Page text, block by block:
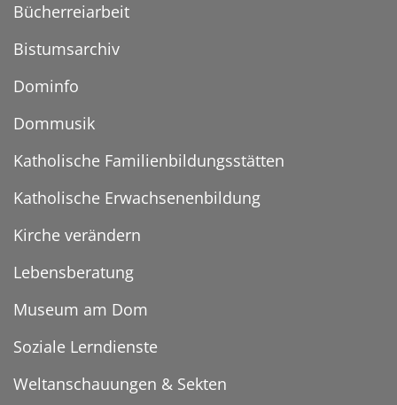
Bücherreiarbeit
Bistumsarchiv
Dominfo
Dommusik
Katholische Familienbildungsstätten
Katholische Erwachsenenbildung
Kirche verändern
Lebensberatung
Museum am Dom
Soziale Lerndienste
Weltanschauungen & Sekten